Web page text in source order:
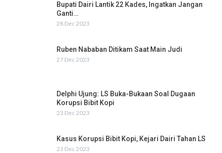
Bupati Dairi Lantik 22 Kades, Ingatkan Jangan
Ganti…
28 Dec 2023
Ruben Nababan Ditikam Saat Main Judi
27 Dec 2023
Delphi Ujung: LS Buka-Bukaan Soal Dugaan
Korupsi Bibit Kopi
23 Dec 2023
Kasus Korupsi Bibit Kopi, Kejari Dairi Tahan LS
23 Dec 2023